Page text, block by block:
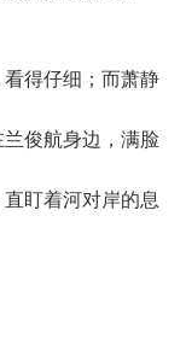
得仔细；而萧静
俊航身边，满脸
盯着河对岸的息